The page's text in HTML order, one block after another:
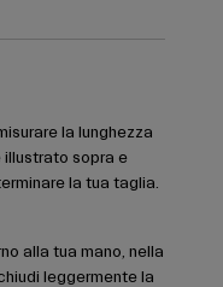
la lunghezza
illustrato sopra e
la tua taglia.
alla tua mano, nella
leggermente la